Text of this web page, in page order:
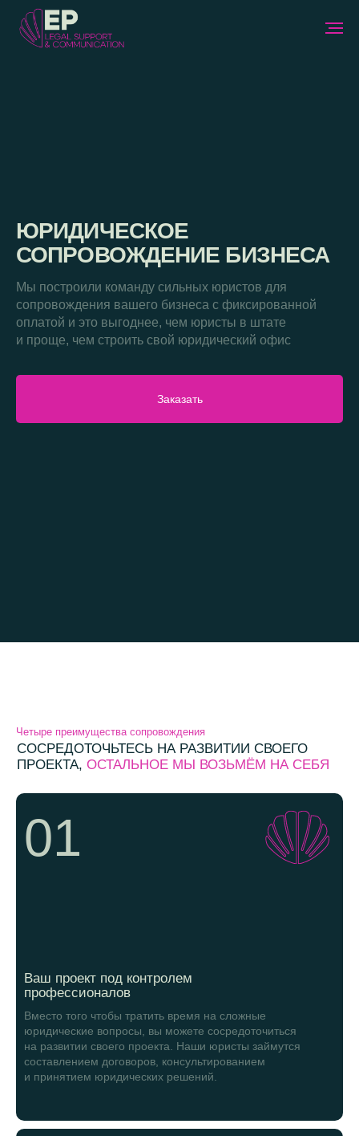
ЮРИДИЧЕСКОЕ
СОПРОВОЖДЕНИЕ БИЗНЕСА
Мы построили команду сильных юристов для
сопровождения вашего бизнеса с фиксированной
оплатой и это выгоднее, чем юристы в штате
и проще, чем строить свой юридический офис
Заказать
Четыре преимущества сопровождения
СОСРЕДОТОЧЬТЕСЬ НА РАЗВИТИИ СВОЕГО
ПРОЕКТА, ОСТАЛЬНОЕ МЫ ВОЗЬМЁМ НА СЕБЯ
Ваш проект под контролем
профессионалов
Вместо того чтобы тратить время на сложные
юридические вопросы, вы можете сосредоточиться
на развитии своего проекта. Наши юристы займутся
составлением договоров, консультированием
и принятием юридических решений.
01